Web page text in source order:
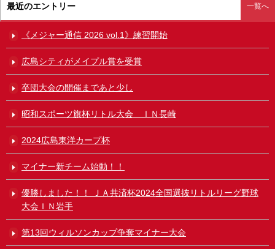
最近のエントリー 一覧へ
《メジャー通信 2026 vol.1》練習開始
広島シティがメイプル賞を受賞
卒団大会の開催まであと少し
昭和スポーツ旗杯リトル大会 ＩＮ長崎
2024広島東洋カープ杯
マイナー新チーム始動！！
優勝しました！！ ＪＡ共済杯2024全国選抜リトルリーグ野球
大会ＩＮ岩手
第13回ウィルソンカップ争奪マイナー大会